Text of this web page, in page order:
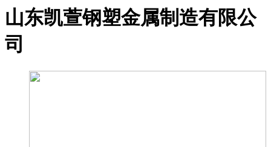
山东凯萱钢塑金属制造有限公
司